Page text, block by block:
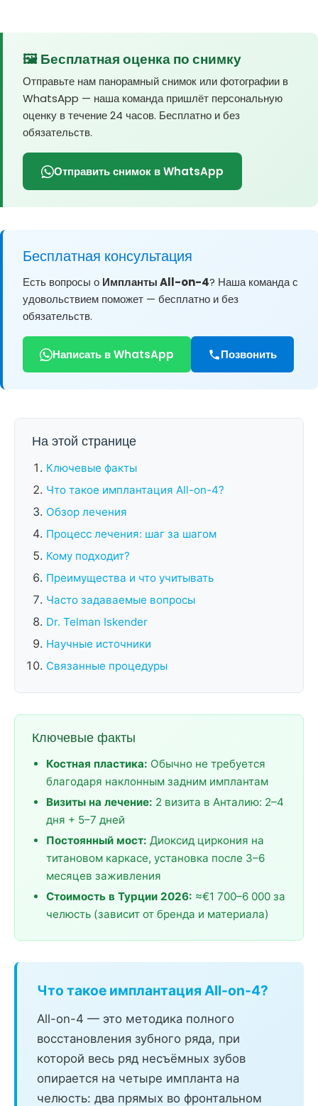
🖼️ Бесплатная оценка по снимку
Отправьте нам панорамный снимок или фотографии в
WhatsApp — наша команда пришлёт персональную
оценку в течение 24 часов. Бесплатно и без
обязательств.
Отправить снимок в WhatsApp
Бесплатная консультация
Есть вопросы о Импланты All-on-4? Наша команда с
удовольствием поможет — бесплатно и без
обязательств.
Написать в WhatsApp Позвонить
На этой странице
Ключевые факты
Что такое имплантация All-on-4?
Обзор лечения
Процесс лечения: шаг за шагом
Кому подходит?
Преимущества и что учитывать
Часто задаваемые вопросы
Dr. Telman Iskender
Научные источники
Связанные процедуры
Ключевые факты
Костная пластика: Обычно не требуется
благодаря наклонным задним имплантам
Визиты на лечение: 2 визита в Анталию: 2–4
дня + 5–7 дней
Постоянный мост: Диоксид циркония на
титановом каркасе, установка после 3–6
месяцев заживления
Стоимость в Турции 2026: ≈€1 700–6 000 за
челюсть (зависит от бренда и материала)
Что такое имплантация All-on-4?
All-on-4 — это методика полного
восстановления зубного ряда, при
которой весь ряд несъёмных зубов
опирается на четыре импланта на
челюсть: два прямых во фронтальном